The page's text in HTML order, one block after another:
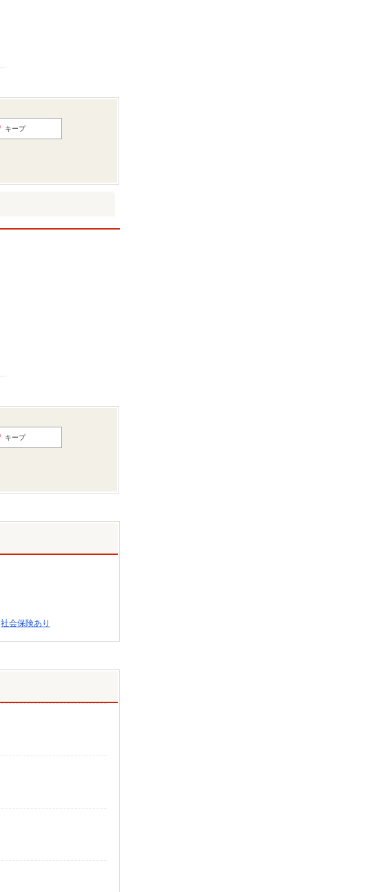
キープ
キープ
社会保険あり